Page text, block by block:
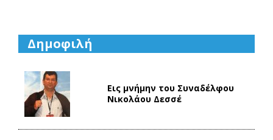
Δημοφιλή
Εις μνήμην του Συναδέλφου
Νικολάου Δεσσέ